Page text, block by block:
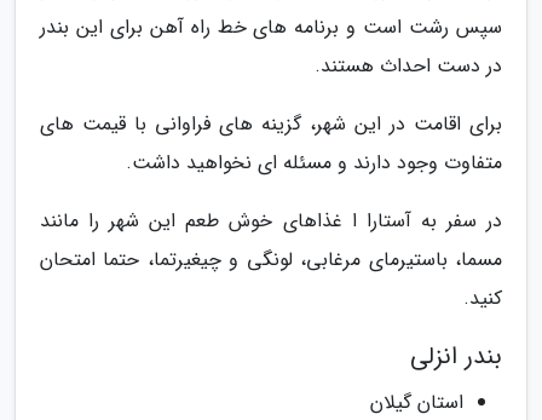
سپس رشت است و برنامه های خط راه آهن برای این بندر
در دست احداث هستند.
برای اقامت در این شهر، گزینه های فراوانی با قیمت های
متفاوت وجود دارند و مسئله ای نخواهید داشت.
در سفر به آستارا ا غذاهای خوش طعم این شهر را مانند
مسما، باستیرمای مرغابی، لونگی و چیغیرتما، حتما امتحان
کنید.
بندر انزلی
استان گیلان